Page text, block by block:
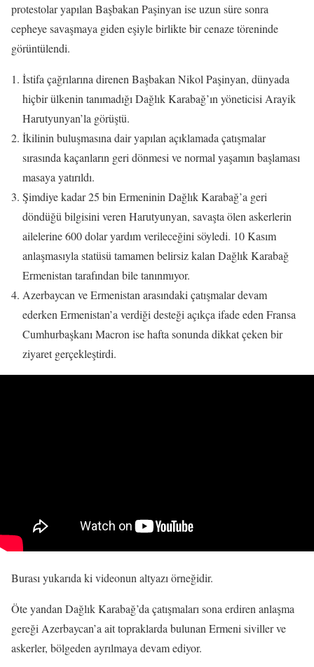
protestolar yapılan Başbakan Paşinyan ise uzun süre sonra
cepheye savaşmaya giden eşiyle birlikte bir cenaze töreninde
görüntülendi.
İstifa çağrılarına direnen Başbakan Nikol Paşinyan, dünyada
hiçbir ülkenin tanımadığı Dağlık Karabağ’ın yöneticisi Arayik
Harutyunyan’la görüştü.
İkilinin buluşmasına dair yapılan açıklamada çatışmalar
sırasında kaçanların geri dönmesi ve normal yaşamın başlaması
masaya yatırıldı.
Şimdiye kadar 25 bin Ermeninin Dağlık Karabağ’a geri
döndüğü bilgisini veren Harutyunyan, savaşta ölen askerlerin
ailelerine 600 dolar yardım verileceğini söyledi. 10 Kasım
anlaşmasıyla statüsü tamamen belirsiz kalan Dağlık Karabağ
Ermenistan tarafından bile tanınmıyor.
Azerbaycan ve Ermenistan arasındaki çatışmalar devam
ederken Ermenistan’a verdiği desteği açıkça ifade eden Fransa
Cumhurbaşkanı Macron ise hafta sonunda dikkat çeken bir
ziyaret gerçekleştirdi.
Burası yukarıda ki videonun altyazı örneğidir.
Öte yandan Dağlık Karabağ’da çatışmaları sona erdiren anlaşma
gereği Azerbaycan’a ait topraklarda bulunan Ermeni siviller ve
askerler, bölgeden ayrılmaya devam ediyor.